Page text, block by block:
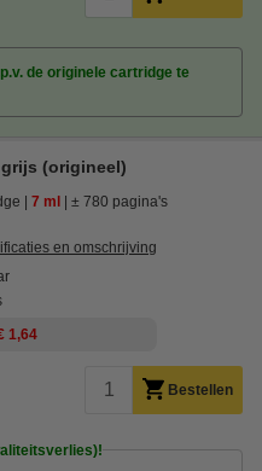
de originele cartridge te
(origineel)
7 ml ± 780 pagina's
en omschrijving
1,64
Bestellen